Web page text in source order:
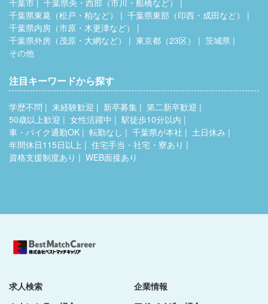
千葉市
千葉県央・西部（市川・船橋など）
千葉県東葛（松戸・柏など）
千葉県東部（印西・成田など）
千葉県内房（市原・木更津など）
千葉県外房（茂原・大網など）
東京都（23区）
茨城県
その他
注目キーワードから探す
学歴不問 未経験歓迎 新卒募集
第二新卒歓迎
50歳以上歓迎
女性活躍中
駅徒歩10分以内
車・バイク通勤OK
転勤なし 千葉県が本社
土日休み
年間休日115日以上
住宅手当・社宅・寮あり
資格支援制度あり
WEB面接あり
求人検索
企業情報